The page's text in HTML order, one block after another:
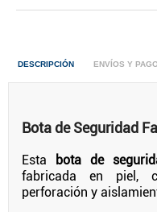
DESCRIPCIÓN ENVÍOS Y
Bota de Seguridad
Esta bota de
fabricada en piel,
perforación y